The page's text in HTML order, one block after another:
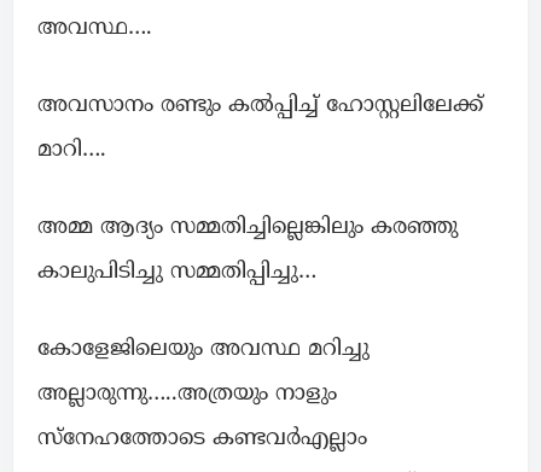
അവസ്ഥ….
അവസാനം രണ്ടും കൽപ്പിച്ച് ഹോസ്റ്റലിലേക്ക്
മാറി….
അമ്മ ആദ്യം സമ്മതിച്ചില്ലെങ്കിലും കരഞ്ഞു
കാലുപിടിച്ചു സമ്മതിപ്പിച്ചു…
കോളേജിലെയും അവസ്ഥ മറിച്ചു
അല്ലാരുന്നു…..അത്രയും നാളും
സ്നേഹത്തോടെ കണ്ടവർഎല്ലാം